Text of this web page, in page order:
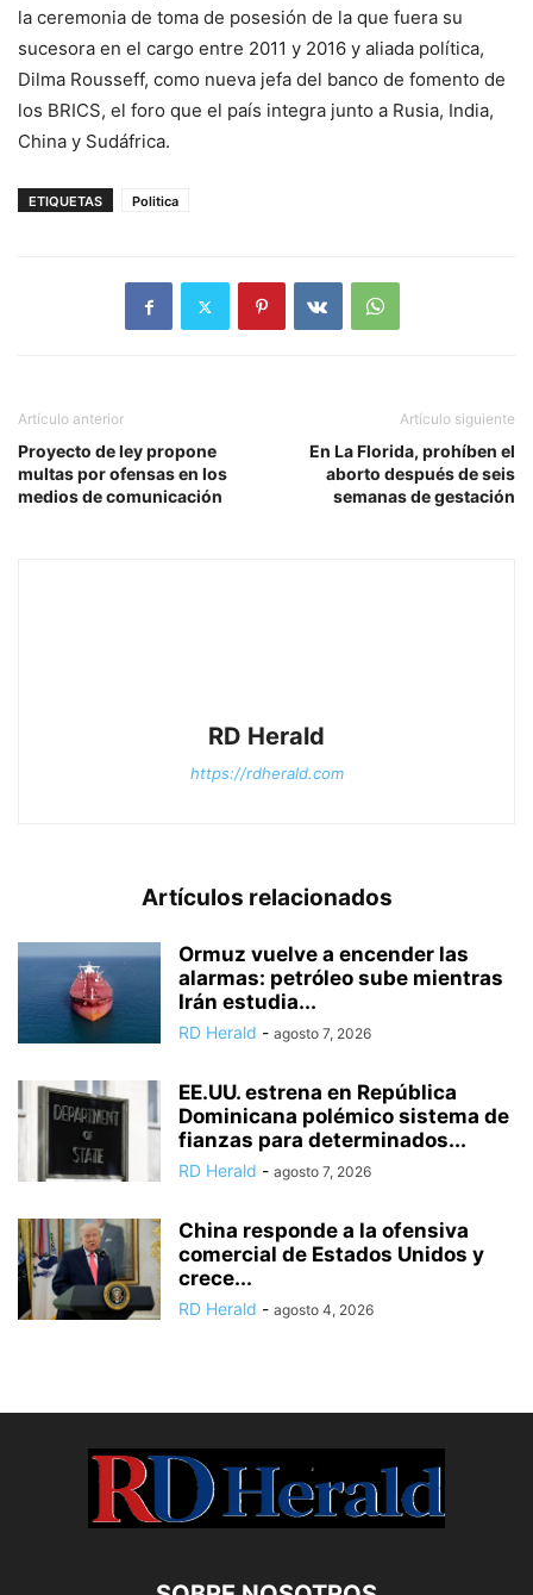
la ceremonia de toma de posesión de la que fuera su
sucesora en el cargo entre 2011 y 2016 y aliada política,
Dilma Rousseff, como nueva jefa del banco de fomento de
los BRICS, el foro que el país integra junto a Rusia, India,
China y Sudáfrica.
ETIQUETAS Politica
Artículo anterior
Proyecto de ley propone
multas por ofensas en los
medios de comunicación
Artículo siguiente
En La Florida, prohíben el
aborto después de seis
semanas de gestación
RD Herald
https://rdherald.com
Artículos relacionados
Ormuz vuelve a encender las
alarmas: petróleo sube mientras
Irán estudia...
RD Herald - agosto 7, 2026
EE.UU. estrena en República
Dominicana polémico sistema de
fianzas para determinados...
RD Herald - agosto 7, 2026
China responde a la ofensiva
comercial de Estados Unidos y
crece...
RD Herald - agosto 4, 2026